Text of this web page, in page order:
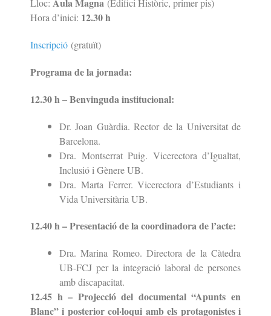
Lloc: Aula Magna (Edifici Històric, primer pis)
Hora d’inici: 12.30 h
Inscripció (gratuït)
Programa de la jornada:
12.30 h – Benvinguda institucional:
Dr. Joan Guàrdia. Rector de la Universitat de
Barcelona.
Dra. Montserrat Puig. Vicerectora d’Igualtat,
Inclusió i Gènere UB.
Dra. Marta Ferrer. Vicerectora d’Estudiants i
Vida Universitària UB.
12.40 h – Presentació de la coordinadora de l’acte:
Dra. Marina Romeo. Directora de la Càtedra
UB-FCJ per la integració laboral de persones
amb discapacitat.
12.45 h – Projecció del documental “Apunts en
Blanc” i posterior col·loqui amb els protagonistes i